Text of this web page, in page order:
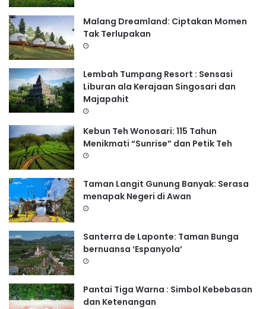
Malang Dreamland: Ciptakan Momen
Tak Terlupakan
Lembah Tumpang Resort : Sensasi
Liburan ala Kerajaan Singosari dan
Majapahit
Kebun Teh Wonosari: 115 Tahun
Menikmati “Sunrise” dan Petik Teh
Taman Langit Gunung Banyak: Serasa
menapak Negeri di Awan
Santerra de Laponte: Taman Bunga
bernuansa ‘Espanyola’
Pantai Tiga Warna : Simbol Kebebasan
dan Ketenangan